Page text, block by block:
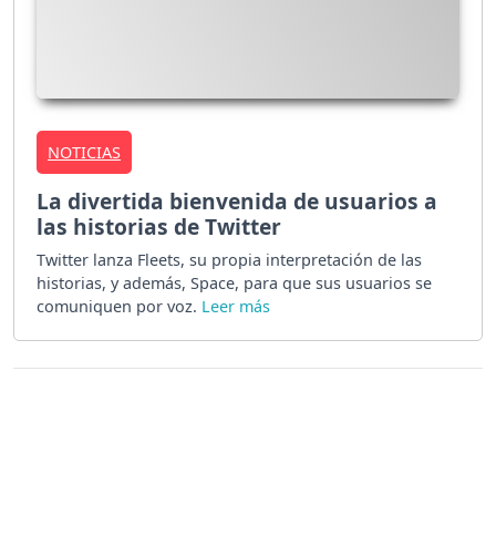
NOTICIAS
La divertida bienvenida de usuarios a
las historias de Twitter
Twitter lanza Fleets, su propia interpretación de las
historias, y además, Space, para que sus usuarios se
comuniquen por voz.